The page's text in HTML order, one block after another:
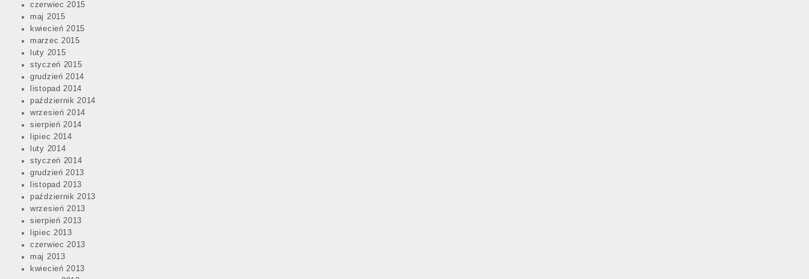
czerwiec 2015
maj 2015
kwiecień 2015
marzec 2015
luty 2015
styczeń 2015
grudzień 2014
listopad 2014
październik 2014
wrzesień 2014
sierpień 2014
lipiec 2014
luty 2014
styczeń 2014
grudzień 2013
listopad 2013
październik 2013
wrzesień 2013
sierpień 2013
lipiec 2013
czerwiec 2013
maj 2013
kwiecień 2013